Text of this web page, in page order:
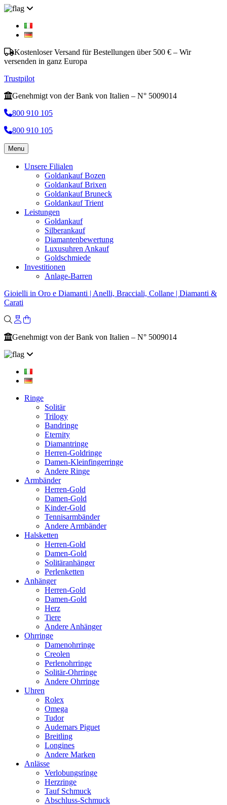
Kostenloser Versand für Bestellungen über 500 € – Wir
versenden in ganz Europa
Trustpilot
Genehmigt von der Bank von Italien – N° 5009014
800 910 105
800 910 105
Menu
Unsere Filialen
Goldankauf Bozen
Goldankauf Brixen
Goldankauf Bruneck
Goldankauf Trient
Leistungen
Goldankauf
Silberankauf
Diamantenbewertung
Luxusuhren Ankauf
Goldschmiede
Investitionen
Anlage-Barren
Gioielli in Oro e Diamanti | Anelli, Bracciali, Collane | Diamanti &
Carati
Genehmigt von der Bank von Italien – N° 5009014
Ringe
Solitär
Trilogy
Bandringe
Eternity
Diamantringe
Herren-Goldringe
Damen-Kleinfingerringe
Andere Ringe
Armbänder
Herren-Gold
Damen-Gold
Kinder-Gold
Tennisarmbänder
Andere Armbänder
Halsketten
Herren-Gold
Damen-Gold
Solitäranhänger
Perlenketten
Anhänger
Herren-Gold
Damen-Gold
Herz
Tiere
Andere Anhänger
Ohrringe
Damenohrringe
Creolen
Perlenohrringe
Solitär-Ohrringe
Andere Ohrringe
Uhren
Rolex
Omega
Tudor
Audemars Piguet
Breitling
Longines
Andere Marken
Anlässe
Verlobungsringe
Herzringe
Tauf Schmuck
Abschluss-Schmuck